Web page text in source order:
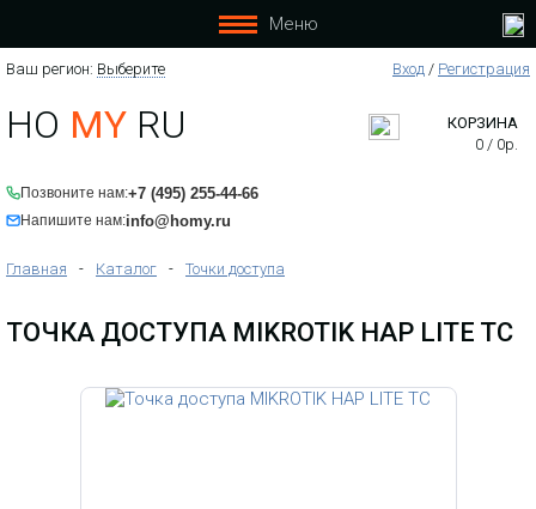
Меню
Ваш регион: Выберите Вход / Регистрация
HO MY RU
Позвоните нам:+7 (495) 255-44-66
Напишите нам:info@homy.ru
КОРЗИНА
0 / 0р.
Главная - Каталог - Точки доступа
ТОЧКА ДОСТУПА MIKROTIK HAP LITE TC